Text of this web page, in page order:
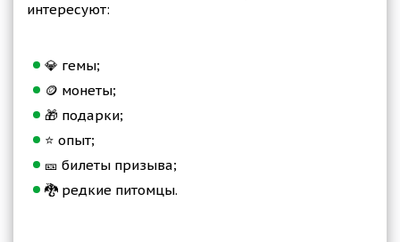
интересуют:
💎 гемы;
🪙 монеты;
🎁 подарки;
⭐ опыт;
🎫 билеты призыва;
🐉 редкие питомцы.